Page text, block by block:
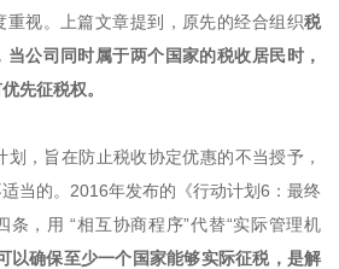
重视。上篇文章提到，原先的经合组织税
公司同时属于两个国家的税收居民时，
先征税权。
划，旨在防止税收协定优惠的不当授予，
当的。2016年发布的《行动计划6：最终
条，用 “相互协商程序”代替“实际管理机
以确保至少一个国家能够实际征税，是解